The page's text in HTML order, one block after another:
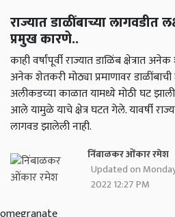
राज्यात डाळींबाच्या
प्रमुख कारणे..
काही वर्षांपूर्वी राज्यात डाळिंब क्षेत्रात
अनेक शेतकरी मोठ्या प्रमाणावर डाळींबाची
अलीकडच्या काळात यामध्ये मोठी घट
आले यामुळे याचे क्षेत्र घटत गेले. यावर्षी
लागवड झालेली नाही.
निंबाळकर ओंकार रमेश
Updated on
2022 12:27 PM